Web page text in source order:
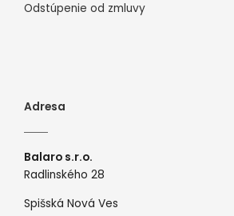
Odstúpenie od zmluvy
Adresa
Balaro s.r.o.
Radlinského 28
Spišská Nová Ves